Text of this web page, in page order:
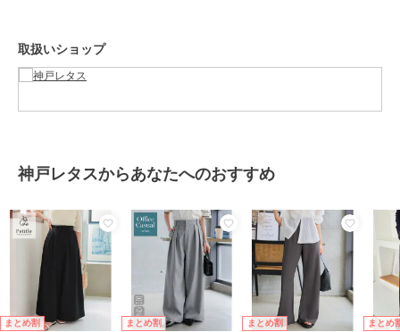
【デニムライク】
【杢グレー】
リウレタン5%
【オフホワイト・デニムライク・
杢グレー以外】
ポリエステル95% ポリウレタン
5%
取扱いショップ
神戸レタスからあなたへのおすすめ
まとめ割 まとめ割 まとめ割 まとめ